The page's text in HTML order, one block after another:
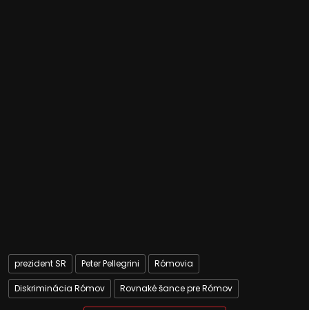
prezident SR Peter Pellegrini Rómovia
Diskriminácia Rómov Rovnaké šance pre Rómov